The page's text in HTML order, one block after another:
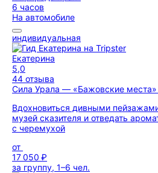
6 часов
На автомобиле
индивидуальная
Екатерина
5,0
44 отзыва
Сила Урала — «Бажовские
Вдохновиться дивными
музей сказителя и отведать
с черемухой
от
17 050 ₽
за группу, 1–6 чел.